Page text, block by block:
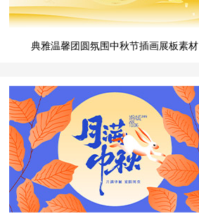
典雅温馨团圆氛围中秋节插画展板素材